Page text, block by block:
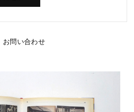
お問い合わせ